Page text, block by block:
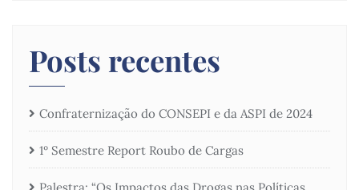
Posts recentes
Confraternização do CONSEPI e da ASPI de 2024
1º Semestre Report Roubo de Cargas